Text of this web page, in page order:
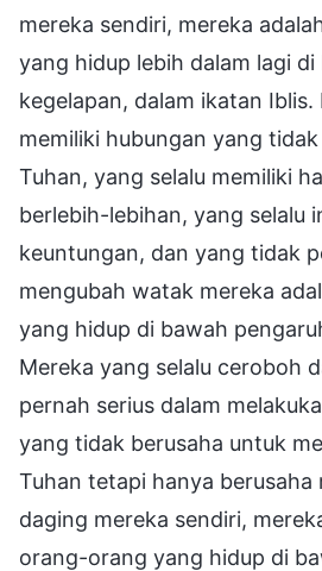
mereka sendiri, mereka
yang hidup lebih dalam lagi
kegelapan, dalam ikatan Iblis.
memiliki hubungan yang
Tuhan, yang selalu memiliki
berlebih-lebihan, yang selalu
keuntungan, dan yang tidak
mengubah watak mereka
yang hidup di bawah
Mereka yang selalu ceroboh
pernah serius dalam
yang tidak berusaha untuk
Tuhan tetapi hanya berusaha
daging mereka sendiri,
orang-orang yang hidup di